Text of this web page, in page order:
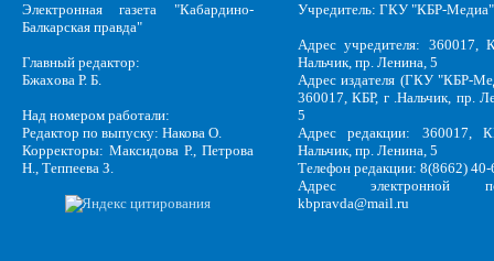
Электронная газета "Кабардино-
Балкарская правда"
Главный редактор:
Бжахова Р. Б.
Над номером работали:
Редактор по выпуску: Накова О.
Корректоры: Максидова Р., Петрова
Н., Теппеева З.
Учредитель: ГКУ "КБР-Медиа"
Адрес учредителя: 360017,
Нальчик, пр. Ленина, 5
Адрес издателя (ГКУ "КБР-
360017, КБР, г .Нальчик, пр.
5
Адрес редакции: 360017,
Нальчик, пр. Ленина, 5
Телефон редакции: 8(8662)
Адрес электронной
kbpravda@mail.ru